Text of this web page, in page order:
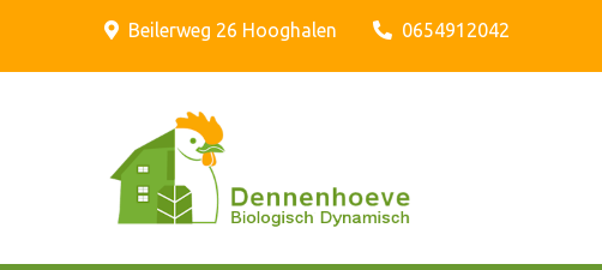
Beilerweg 26 Hooghalen 0654912042